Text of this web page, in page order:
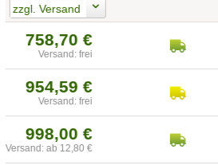
zzgl. Versand
758,70 €
Versand: frei
954,59 €
Versand: frei
998,00 €
Versand: ab 12,80 €